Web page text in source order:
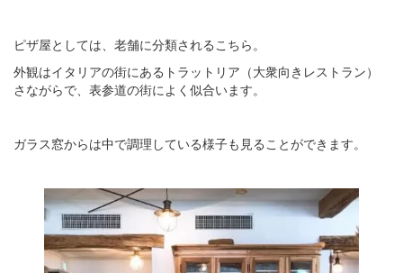
ピザ屋としては、老舗に分類されるこちら。
外観はイタリアの街にあるトラットリア（大衆向きレストラン）
さながらで、表参道の街によく似合います。
ガラス窓からは中で調理している様子も見ることができます。